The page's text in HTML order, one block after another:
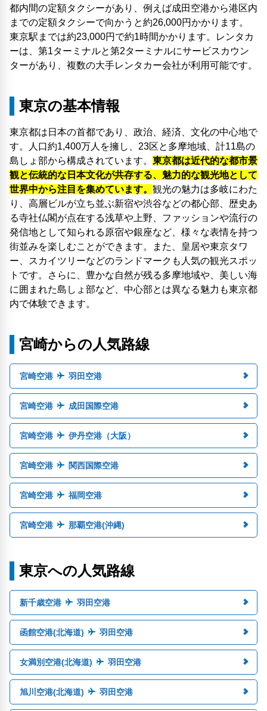
都内間の定額タクシーがあり、例えば成田空港から港区内
までの定額タクシーで向かうと約26,000円かかります。
東京駅までは約23,000円で約1時間かかります。レンタカ
ーは、第1ターミナルと第2ターミナルにサービスカウン
ターがあり、複数の大手レンタカー会社が利用可能です。
東京の基本情報
東京都は日本の首都であり、政治、経済、文化の中心地で
す。人口約1,400万人を擁し、23区と多摩地域、計11島の
島しょ部から構成されています。 東京都は近代的な都市景
観と伝統的な日本文化が共存する、魅力的な観光地として
世界中から注目を集めています。 観光の魅力は多岐にわた
り、高層ビルが立ち並ぶ新宿や渋谷などの都心部、歴史あ
る寺社仏閣が点在する浅草や上野、ファッションや流行の
発信地として知られる原宿や銀座など、様々な表情を持つ
街並みを楽しむことができます。また、皇居や東京タワ
ー、スカイツリーなどのランドマークも人気の観光スポッ
トです。さらに、豊かな自然が残る多摩地域や、美しい海
に囲まれた島しょ部など、中心部とは異なる魅力も東京都
内で体験できます。
宮崎からの人気路線
宮崎空港 羽田空港
宮崎空港 成田国際空港
宮崎空港 伊丹空港（大阪）
宮崎空港 関西国際空港
宮崎空港 福岡空港
宮崎空港 那覇空港(沖縄)
東京への人気路線
新千歳空港 羽田空港
函館空港(北海道) 羽田空港
女満別空港(北海道) 羽田空港
旭川空港(北海道) 羽田空港